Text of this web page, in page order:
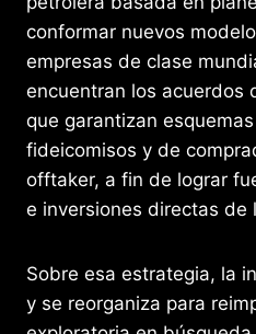
k
conformar nuevos
empresas de clase
encuentran los acuerdos
que garantizan
fideicomisos y de
offtaker, a fin de lograr
e inversiones directas de
Sobre esa estrategia, la
y se reorganiza para